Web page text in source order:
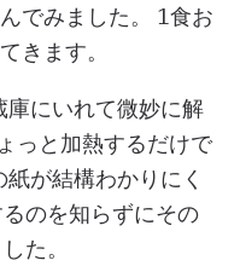
でみました。 1食お
きます。
にいれて微妙に解
っと加熱するだけで
が結構わかりにく
のを知らずにその
た。